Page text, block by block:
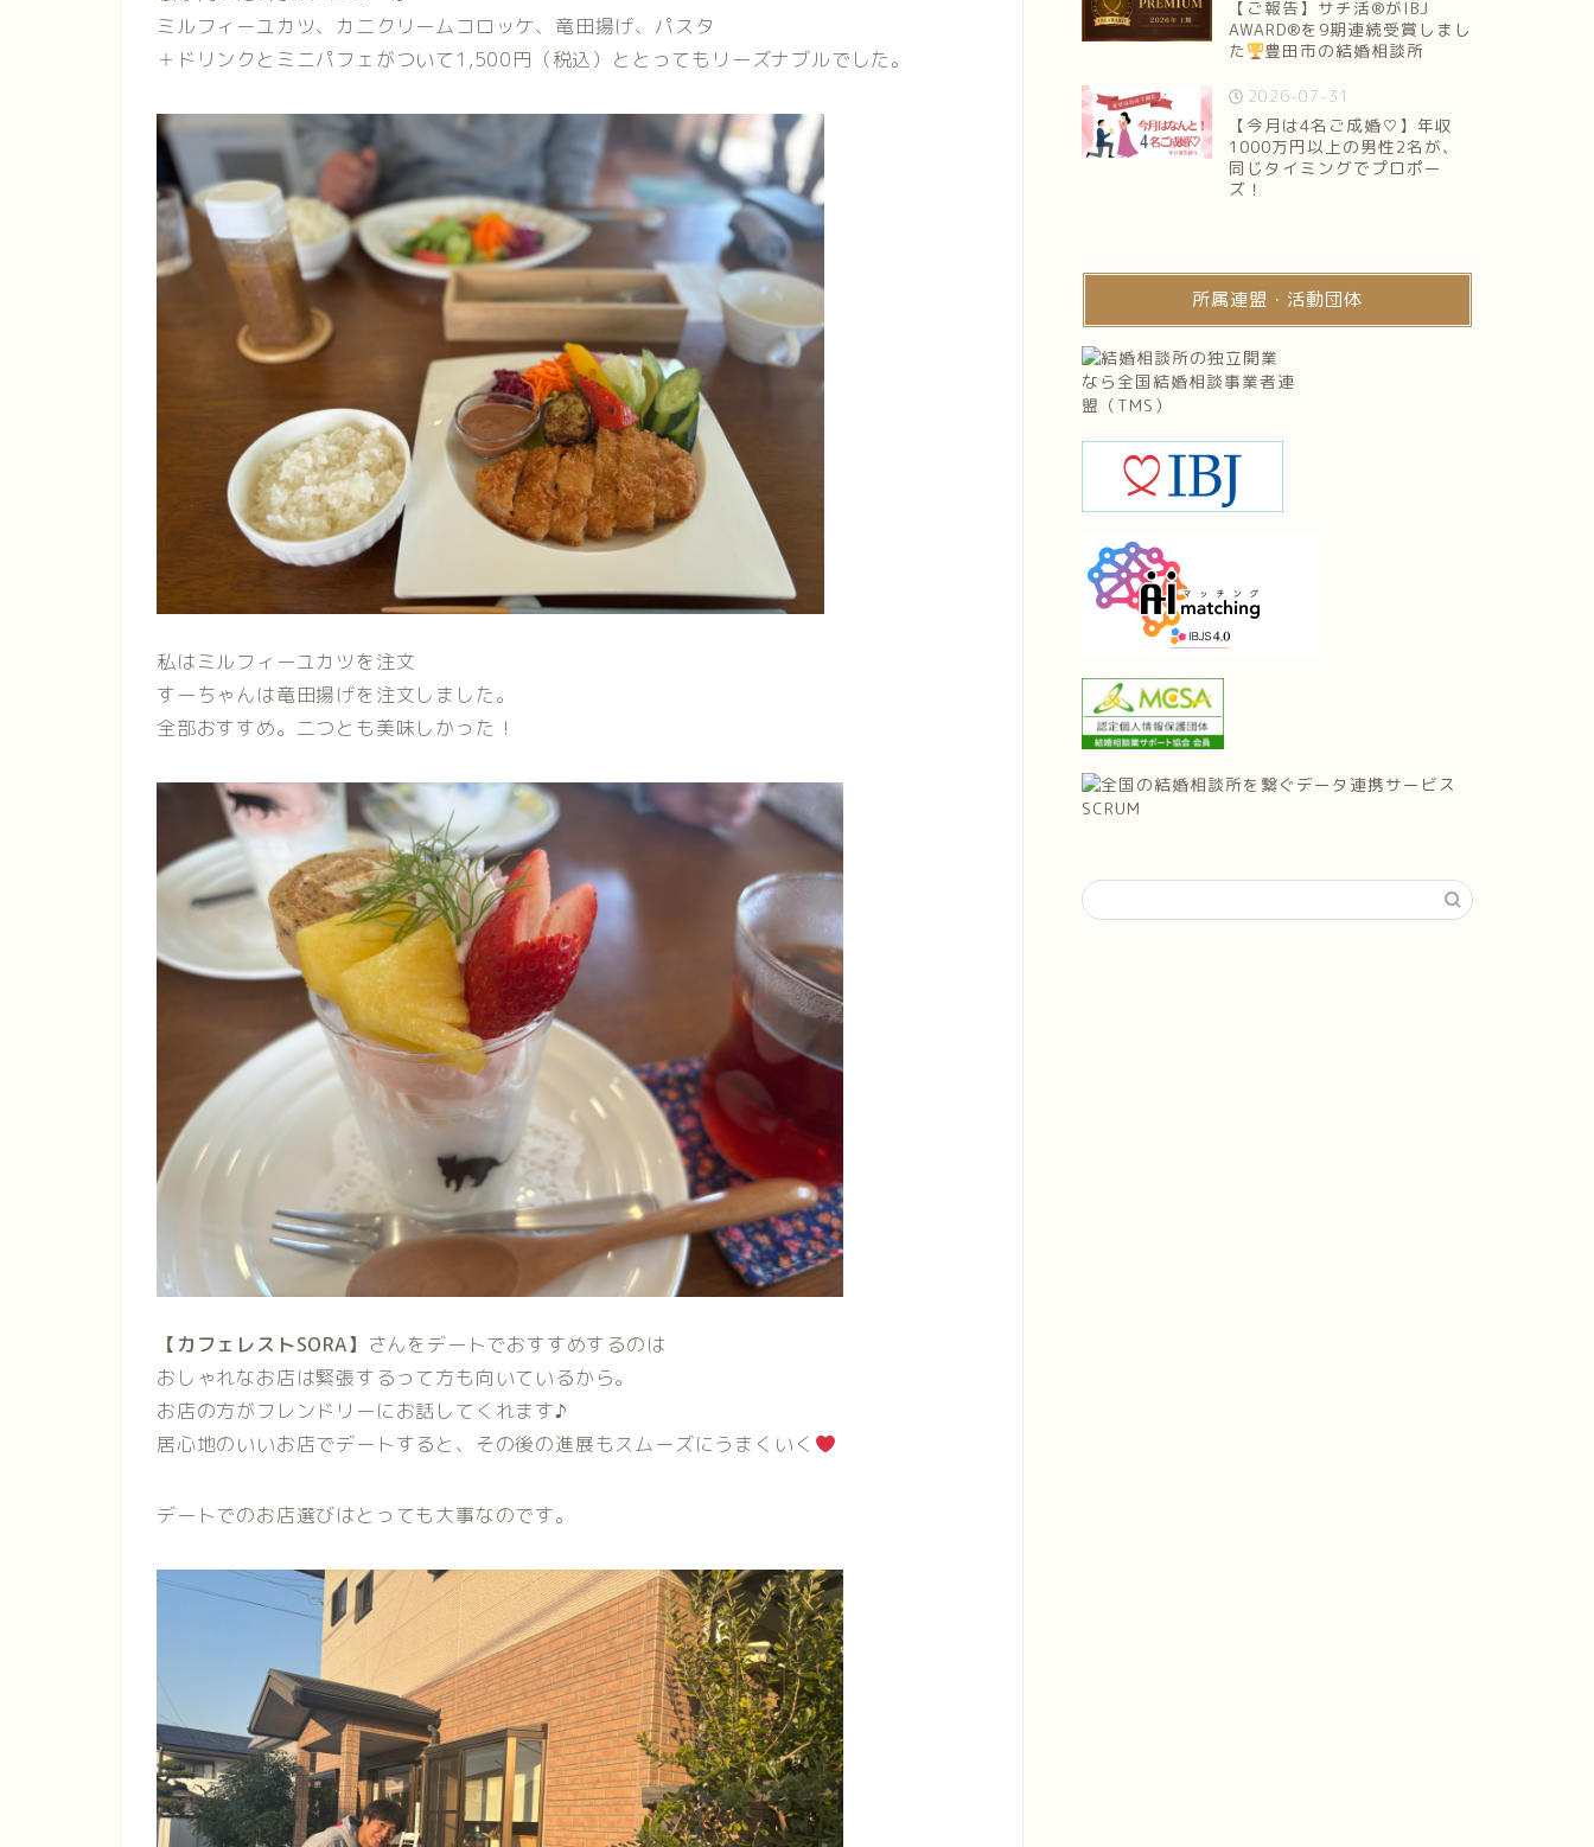
ミルフィーユカツ、カニクリームコロッケ、竜田揚げ、パスタ
＋ドリンクとミニパフェがついて1,500円（税込）ととってもリーズナブルでした。
私はミルフィーユカツを注文
すーちゃんは竜田揚げを注文しました。
全部おすすめ。二つとも美味しかった！
【カフェレストSORA】 さんをデートでおすすめするのは
おしゃれなお店は緊張するって方も向いているから。
お店の方がフレンドリーにお話してくれます♪
居心地のいいお店でデートすると、その後の進展もスムーズにうまくいく
デートでのお店選びはとっても大事なのです。
【ご報告】サチ活®がIBJ
AWARD®を9期連続受賞しまし
た
豊田市の結婚相談所
2026-07-31
【今月は4名ご成婚♡】年収
1000万円以上の男性2名が、
同じタイミングでプロポー
ズ！
所属連盟・活動団体